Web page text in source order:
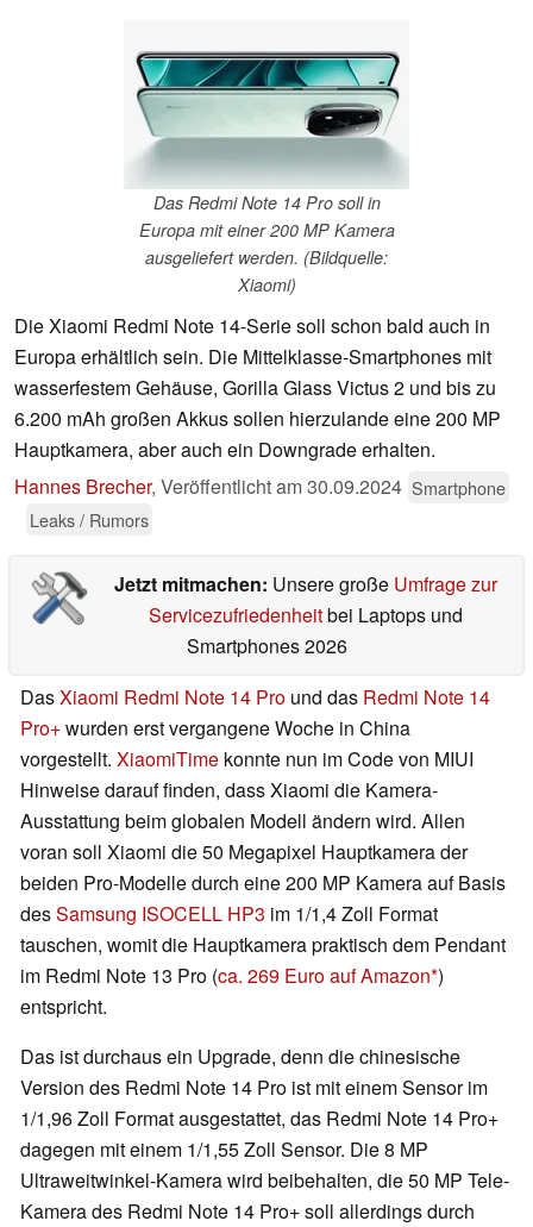
Das Redmi Note 14 Pro soll in
Europa mit einer 200 MP Kamera
ausgeliefert werden. (Bildquelle:
Xiaomi)
Die Xiaomi Redmi Note 14-Serie soll schon bald auch in
Europa erhältlich sein. Die Mittelklasse-Smartphones mit
wasserfestem Gehäuse, Gorilla Glass Victus 2 und bis zu
6.200 mAh großen Akkus sollen hierzulande eine 200 MP
Hauptkamera, aber auch ein Downgrade erhalten.
Hannes Brecher, Veröffentlicht am30.09.2024 Smartphone
Leaks / Rumors
Jetzt mitmachen: Unsere große Umfrage zur
Servicezufriedenheitbei Laptops und
Smartphones 2026
DasXiaomi Redmi Note 14 Pro und das Redmi Note 14
Pro+wurden erst vergangene Woche in China
vorgestellt. XiaomiTime konnte nun im Code von MIUI
Hinweise darauf finden, dass Xiaomi die Kamera-
Ausstattung beim globalen Modell ändern wird. Allen
voran soll Xiaomi die 50 Megapixel Hauptkamera der
beiden Pro-Modelle durch eine 200 MP Kamera auf Basis
desSamsung ISOCELL HP3 im 1/1,4 Zoll Format
tauschen, womit die Hauptkamera praktisch dem Pendant
im Redmi Note 13 Pro (ca. 269 Euro auf Amazon )
entspricht.
Das ist durchaus ein Upgrade, denn die chinesische
Version des Redmi Note 14 Pro ist mit einem Sensor im
1/1,96 Zoll Format ausgestattet, das Redmi Note 14 Pro+
dagegen mit einem 1/1,55 Zoll Sensor. Die 8 MP
Ultraweitwinkel-Kamera wird beibehalten, die 50 MP Tele-
Kamera des Redmi Note 14 Pro+ soll allerdings durch